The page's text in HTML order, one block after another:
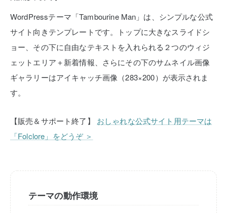
WordPressテーマ「Tambourine Man」は、シンプルな公式
サイト向きテンプレートです。トップに大きなスライドシ
ョー、その下に自由なテキストを入れられる２つのウィジ
ェットエリア＋新着情報、さらにその下のサムネイル画像
ギャラリーはアイキャッチ画像（283×200）が表示されま
す。
【販売＆サポート終了】
おしゃれな公式サイト用テーマは
「Folclore」をどうぞ ＞
テーマの動作環境